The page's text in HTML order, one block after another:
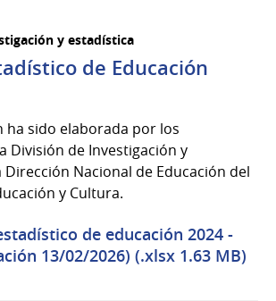
y estadística
de Educación
ha sido elaborada por los
División de Investigación y
Dirección Nacional de Educación del
y Cultura.
de educación 2024 -
13/02/2026) (.xlsx 1.63 MB)